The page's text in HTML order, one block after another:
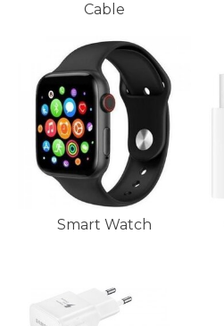
Cable
Smart Watch